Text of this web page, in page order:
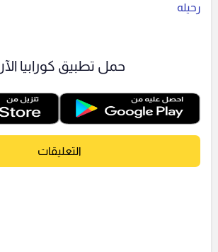
رحيله
حمل تطبيق كورابيا
التعليقات